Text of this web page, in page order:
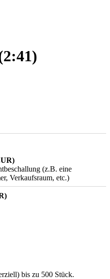
(z.B. eine
Verkaufsraum, etc.)
bis zu 500 Stück.